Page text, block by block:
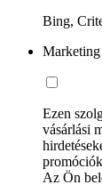
Bing,
Marketing
Ezen
vásárlási
Az Ön